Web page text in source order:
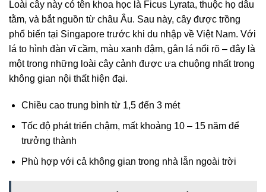
Loài cây này có tên khoa học là Ficus Lyrata, thuộc họ dâu
tằm, và bắt nguồn từ châu Âu. Sau này, cây được trồng
phổ biến tại Singapore trước khi du nhập về Việt Nam. Với
lá to hình đàn vĩ cầm, màu xanh đậm, gân lá nổi rõ – đây là
một trong những loài cây cảnh được ưa chuộng nhất trong
không gian nội thất hiện đại.
Chiều cao trung bình từ 1,5 đến 3 mét
Tốc độ phát triển chậm, mất khoảng 10 – 15 năm để
trưởng thành
Phù hợp với cả không gian trong nhà lẫn ngoài trời